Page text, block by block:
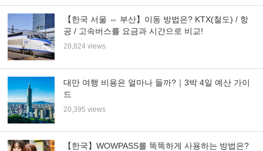
【한국 서울 ⇔ 부산】이동 방법은? KTX(철도) / 항
공 / 고속버스를 요금과 시간으로 비교!
28,824 views
대만 여행 비용은 얼마나 들까?｜3박 4일 예산 가이
드
20,395 views
【한국】WOWPASS를 똑똑하게 사용하는 방법은?